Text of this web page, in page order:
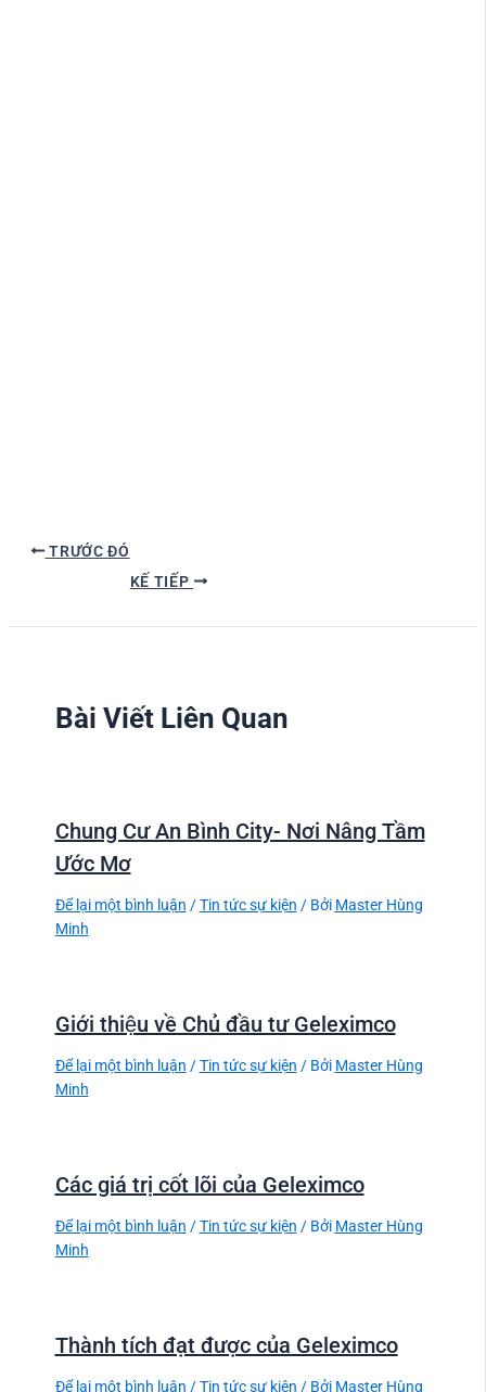
TRƯỚC ĐÓ
KẾ TIẾP
Bài Viết Liên Quan
Chung Cư An Bình City- Nơi Nâng Tầm
Ước Mơ
Để lại một bình luận /Tin tức sự kiện / Bởi Master Hùng
Minh
Giới thiệu về Chủ đầu tư Geleximco
Để lại một bình luận /Tin tức sự kiện / Bởi Master Hùng
Minh
Các giá trị cốt lõi của Geleximco
Để lại một bình luận /Tin tức sự kiện / Bởi Master Hùng
Minh
Thành tích đạt được của Geleximco
Để lại một bình luận /Tin tức sự kiện / Bởi Master Hùng